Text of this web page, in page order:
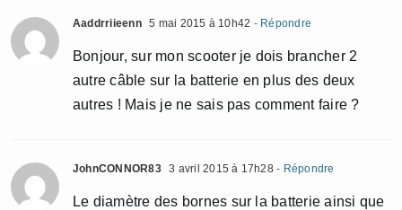
Aaddrriieenn 5 mai 2015 à 10h42 - Répondre
Bonjour, sur mon scooter je dois brancher 2
autre câble sur la batterie en plus des deux
autres ! Mais je ne sais pas comment faire ?
JohnCONNOR83 3 avril 2015 à 17h28- Répondre
Le diamètre des bornes sur la batterie ainsi que